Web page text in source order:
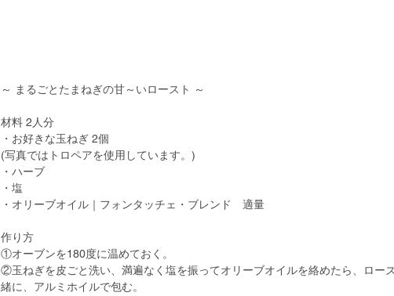
～ まるごとたまねぎの甘～いロースト ～
材料 2人分
・お好きな玉ねぎ 2個
(写真ではトロペアを使用しています。)
・ハーブ
・塩
・オリーブオイル｜フォンタッチェ・ブレンド　適量
作り方
①オーブンを180度に温めておく。
②玉ねぎを皮ごと洗い、満遍なく塩を振ってオリーブオイルを絡めたら、ロー
緒に、アルミホイルで包む。